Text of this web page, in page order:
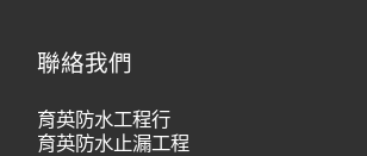
聯絡我們
育英防水工程行
育英防水止漏工程